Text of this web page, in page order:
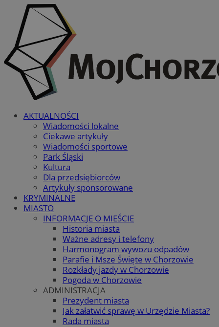
AKTUALNOŚCI
Wiadomości lokalne
Ciekawe artykuły
Wiadomości sportowe
Park Śląski
Kultura
Dla przedsiębiorców
Artykuły sponsorowane
KRYMINALNE
MIASTO
INFORMACJE O MIEŚCIE
Historia miasta
Ważne adresy i telefony
Harmonogram wywozu odpadów
Parafie i Msze Święte w Chorzowie
Rozkłady jazdy w Chorzowie
Pogoda w Chorzowie
ADMINISTRACJA
Prezydent miasta
Jak załatwić sprawę w Urzędzie Miasta?
Rada miasta